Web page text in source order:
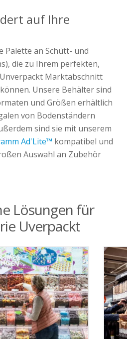
auf Ihre
Palette an Schütt- und
die zu Ihrem perfekten,
Marktabschnitt
Unsere Behälter sind
und Größen erhältlich
von Bodenständern
sind sie mit unserem
Ad'Lite™ kompatibel und
Auswahl an Zubehör
Lösungen für
Uverpackt